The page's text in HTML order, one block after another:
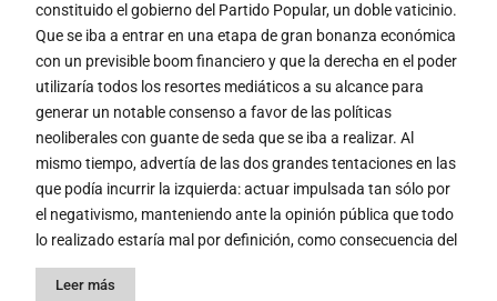
constituido el gobierno del Partido Popular, un doble vaticinio.
Que se iba a entrar en una etapa de gran bonanza económica
con un previsible boom financiero y que la derecha en el poder
utilizaría todos los resortes mediáticos a su alcance para
generar un notable consenso a favor de las políticas
neoliberales con guante de seda que se iba a realizar. Al
mismo tiempo, advertía de las dos grandes tentaciones en las
que podía incurrir la izquierda: actuar impulsada tan sólo por
el negativismo, manteniendo ante la opinión pública que todo
lo realizado estaría mal por definición, como consecuencia del
Leer más